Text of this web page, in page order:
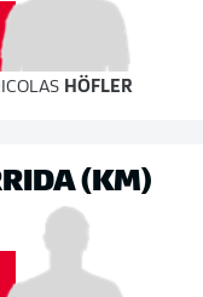
HÖFLER
(KM)